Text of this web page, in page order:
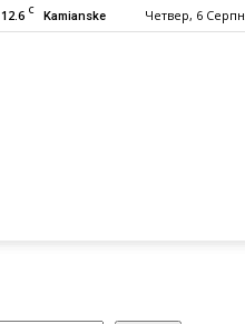
12.6 C Kamianske Четвер, 6